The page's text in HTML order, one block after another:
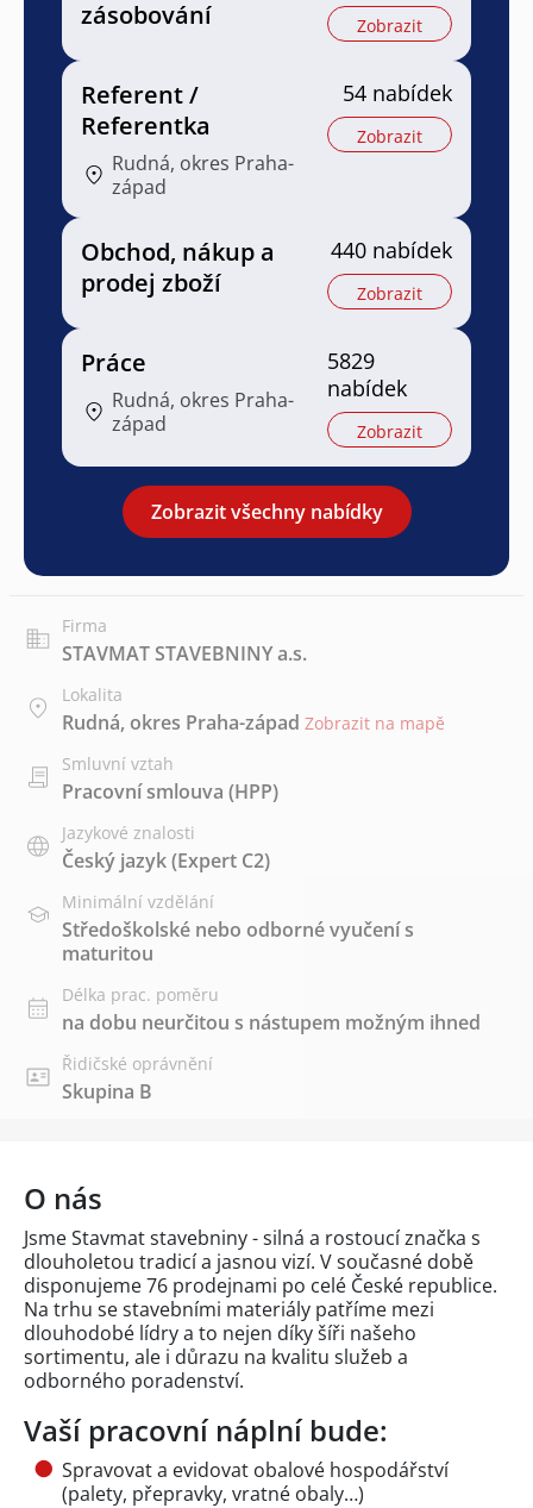
zásobování Zobrazit
Referent /
Referentka
Rudná, okres Praha-
západ
54 nabídek
Zobrazit
Obchod, nákup a
prodej zboží
440 nabídek
Zobrazit
Práce
Rudná, okres Praha-
západ
5829
nabídek
Zobrazit
Zobrazit všechny nabídky
Firma
STAVMAT STAVEBNINY a.s.
Lokalita
Rudná, okres Praha-západ Zobrazit na mapě
Smluvní vztah
Pracovní smlouva (HPP)
Jazykové znalosti
Český jazyk(Expert C2)
Minimální vzdělání
Středoškolské nebo odborné vyučení s
maturitou
Délka prac. poměru
na dobu neurčitou s nástupem možným ihned
Řidičské oprávnění
Skupina B
O nás
Jsme Stavmat stavebniny - silná a rostoucí značka s
dlouholetou tradicí a jasnou vizí. V současné době
disponujeme 76 prodejnami po celé České republice.
Na trhu se stavebními materiály patříme mezi
dlouhodobé lídry a to nejen díky šíři našeho
sortimentu, ale i důrazu na kvalitu služeb a
odborného poradenství.
Vaší pracovní náplní bude:
Spravovat a evidovat obalové hospodářství
(palety, přepravky, vratné obaly…)